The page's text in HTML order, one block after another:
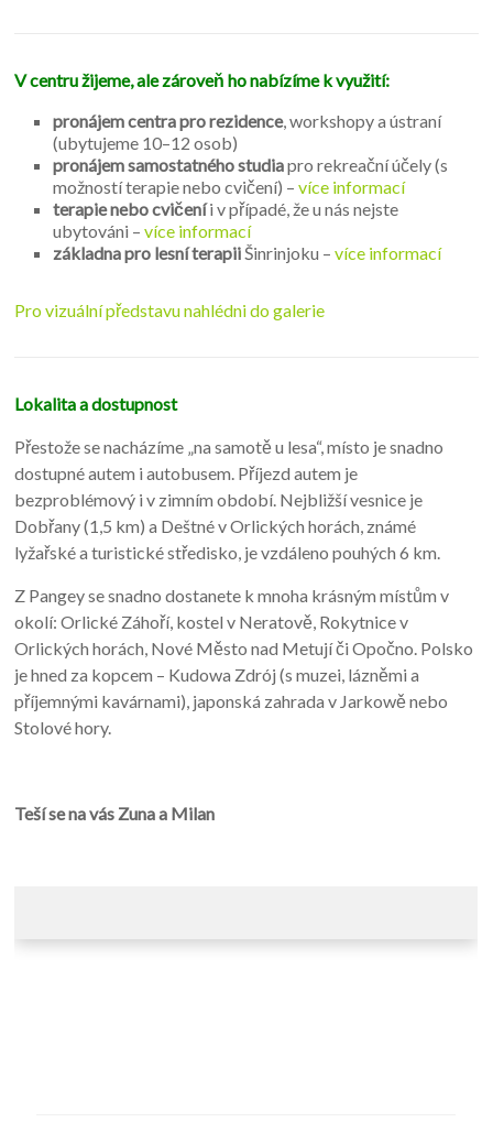
V centru žijeme, ale zároveň ho nabízíme k využití:
pronájem centra pro rezidence, workshopy a ústraní
(ubytujeme 10–12 osob)
pronájem samostatného studiapro rekreační účely (s
možností terapie nebo cvičení) –více informací
terapie nebo cvičeníi v případé, že u nás nejste
ubytováni –více informací
základna pro lesní terapii Šinrinjoku –více informací
Pro vizuální představu nahlédni do galerie
Lokalita a dostupnost
Přestože se nacházíme „na samotě u lesa“, místo je snadno
dostupné autem i autobusem. Příjezd autem je
bezproblémový i v zimním období. Nejbližší vesnice je
Dobřany (1,5 km) a Deštné v Orlických horách, známé
lyžařské a turistické středisko, je vzdáleno pouhých 6 km.
Z Pangey se snadno dostanete k mnoha krásným místům v
okolí: Orlické Záhoří, kostel v Neratově, Rokytnice v
Orlických horách, Nové Město nad Metují či Opočno. Polsko
je hned za kopcem – Kudowa Zdrój (s muzei, lázněmi a
příjemnými kavárnami), japonská zahrada v Jarkowě nebo
Stolové hory.
Teší se na vás Zuna a Milan